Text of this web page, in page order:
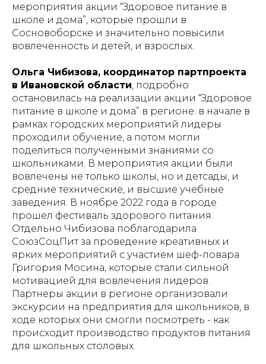
мероприятия акции “Здоровое питание в
школе и дома”, которые прошли в
Сосновоборске и значительно повысили
вовлеченность и детей, и взрослых.
Ольга Чибизова, координатор партпроекта
в Ивановской области , подробно
остановилась на реализации акции “Здоровое
питание в школе и дома” в регионе: в начале в
рамках городских мероприятий лидеры
проходили обучение, а потом могли
поделиться полученными знаниями со
школьниками. В мероприятия акции были
вовлечены не только школы, но и детсады, и
средние технические, и высшие учебные
заведения. В ноябре 2022 года в городе
прошел фестиваль здорового питания.
Отдельно Чибизова поблагодарила
СоюзСоцПит за проведение креативных и
ярких мероприятий с участием шеф-повара
Григория Мосина, которые стали сильной
мотивацией для вовлечения лидеров.
Партнеры акции в регионе организовали
экскурсии на предприятия для школьников, в
ходе которых они смогли посмотреть - как
происходит производство продуктов питания
для школьных столовых.